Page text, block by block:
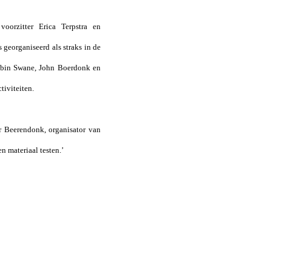
Erica Terpstra en
als straks in de
Swane, John Boerdonk en
organisator van
materiaal testen.’